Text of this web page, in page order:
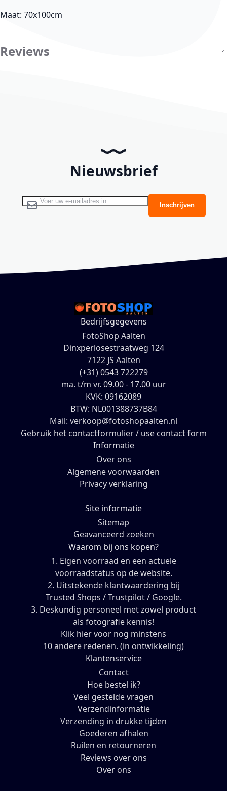
Maat: 70x100cm
Reviews
Nieuwsbrief
Abonneer u op onze nieuwsbrief Inschrijven
Bedrijfsgegevens
FotoShop Aalten
Dinxperlosestraatweg 124
7122 JS Aalten
(+31) 0543 722279
ma. t/m vr. 09.00 - 17.00 uur
KVK: 09162089
BTW: NL001388737B84
Mail: verkoop@fotoshopaalten.nl
Gebruik het contactformulier / use contact form
Informatie
Over ons
Algemene voorwaarden
Privacy verklaring
Site informatie
Sitemap
Geavanceerd zoeken
Waarom bij ons kopen?
1. Eigen voorraad en een actuele
voorraadstatus op de website.
2. Uitstekende klantwaardering bij
Trusted Shops / Trustpilot / Google.
3. Deskundig personeel met zowel product
als fotografie kennis!
Klik hier voor nog minstens
10 andere redenen. (in ontwikkeling)
Klantenservice
Contact
Hoe bestel ik?
Veel gestelde vragen
Verzendinformatie
Verzending in drukke tijden
Goederen afhalen
Ruilen en retourneren
Reviews over ons
Over ons